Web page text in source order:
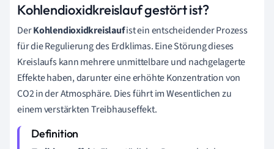
Kohlendioxidkreislauf gestört ist?
DerKohlendioxidkreislaufist ein entscheidender Prozess
für die Regulierung des Erdklimas. Eine Störung dieses
Kreislaufs kann mehrere unmittelbare und nachgelagerte
Effekte haben, darunter eine erhöhte Konzentration von
CO2 in der Atmosphäre. Dies führt im Wesentlichen zu
einem verstärkten Treibhauseffekt.